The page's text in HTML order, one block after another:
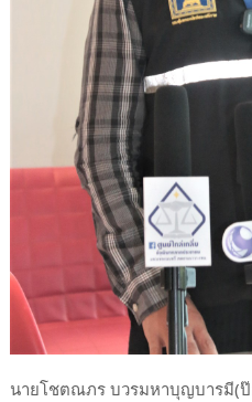
นายโชตณภร บวรมหาบุญบารมี(ป๊